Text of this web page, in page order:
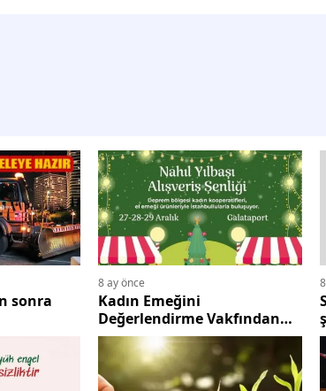
sonra
8 ay önce
Kadın Emeğini
Değerlendirme Vakfından
Yılbaşı Şenliği